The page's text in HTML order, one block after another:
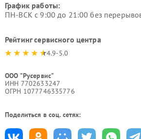
График работы:
ПН-ВСК с 9:00 до 21:00 без
Рейтинг сервисного центра
4.9-5.0
ООО "Русервис"
ИНН 7702633247
ОГРН 1077746335776
Поделиться в соц. сетях: